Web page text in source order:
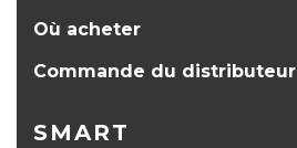
Où acheter
Commande du distributeur
SMART